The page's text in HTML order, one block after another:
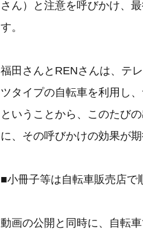
さん）と注意を呼びかけ、
す。
福田さんとRENさんは、テ
ツタイプの自転車を利用し
ということから、このたび
に、その呼びかけの効果が期
■小冊子等は自転車販売店で
動画の公開と同時に、自転